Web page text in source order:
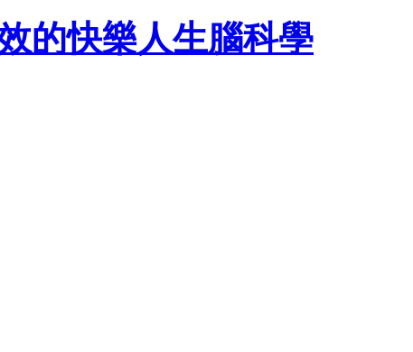
的快樂人生腦科學